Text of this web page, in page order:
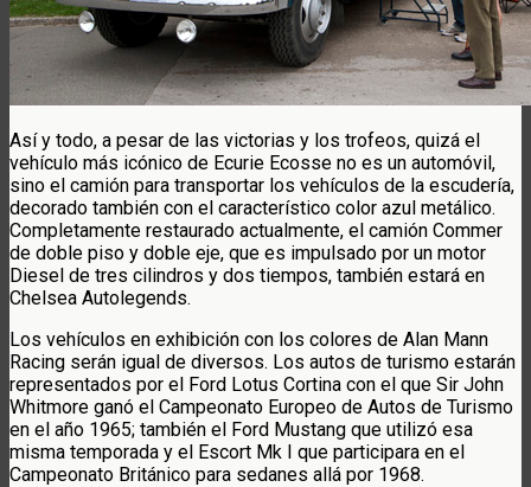
Así y todo, a pesar de las victorias y los trofeos, quizá el
vehículo más icónico de Ecurie Ecosse no es un automóvil,
sino el camión para transportar los vehículos de la escudería,
decorado también con el característico color azul metálico.
Completamente restaurado actualmente, el camión Commer
de doble piso y doble eje, que es impulsado por un motor
Diesel de tres cilindros y dos tiempos, también estará en
Chelsea Autolegends.
Los vehículos en exhibición con los colores de Alan Mann
Racing serán igual de diversos. Los autos de turismo estarán
representados por el Ford Lotus Cortina con el que Sir John
Whitmore ganó el Campeonato Europeo de Autos de Turismo
en el año 1965; también el Ford Mustang que utilizó esa
misma temporada y el Escort Mk I que participara en el
Campeonato Británico para sedanes allá por 1968.